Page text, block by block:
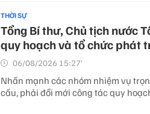
THỜI SỰ
Tổng Bí thư, Chủ tịch nước
quy hoạch và tổ chức phát
06/08/2026 15:27’
Nhấn mạnh các nhóm nhiệm vụ
cầu, phải đổi mới công tác quy